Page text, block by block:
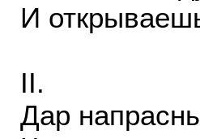
И
II.
Дар